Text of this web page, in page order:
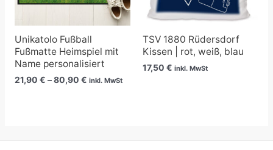
Unikatolo Fußball
Fußmatte Heimspiel mit
Name personalisiert
21,90 € –80,90 € inkl. MwSt
TSV 1880 Rüdersdorf
Kissen | rot, weiß, blau
17,50 € inkl. MwSt